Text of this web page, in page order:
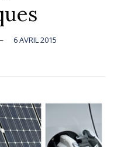
6 AVRIL 2015